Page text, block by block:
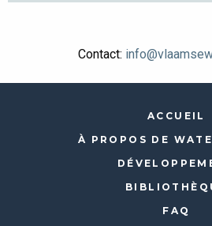
Contact:
ACCUEIL
À PROPOS DE
FAQ